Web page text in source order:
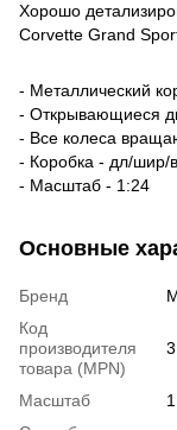
Хорошо
Corvette Grand
- Металлический
- Открывающиеся
- Все колеса
- Коробка - дл/шир/
- Масштаб - 1:24
Основные
Бренд
Код
производителя
товара (MPN)
Масштаб